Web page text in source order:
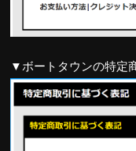
▼ボートタウンの特定